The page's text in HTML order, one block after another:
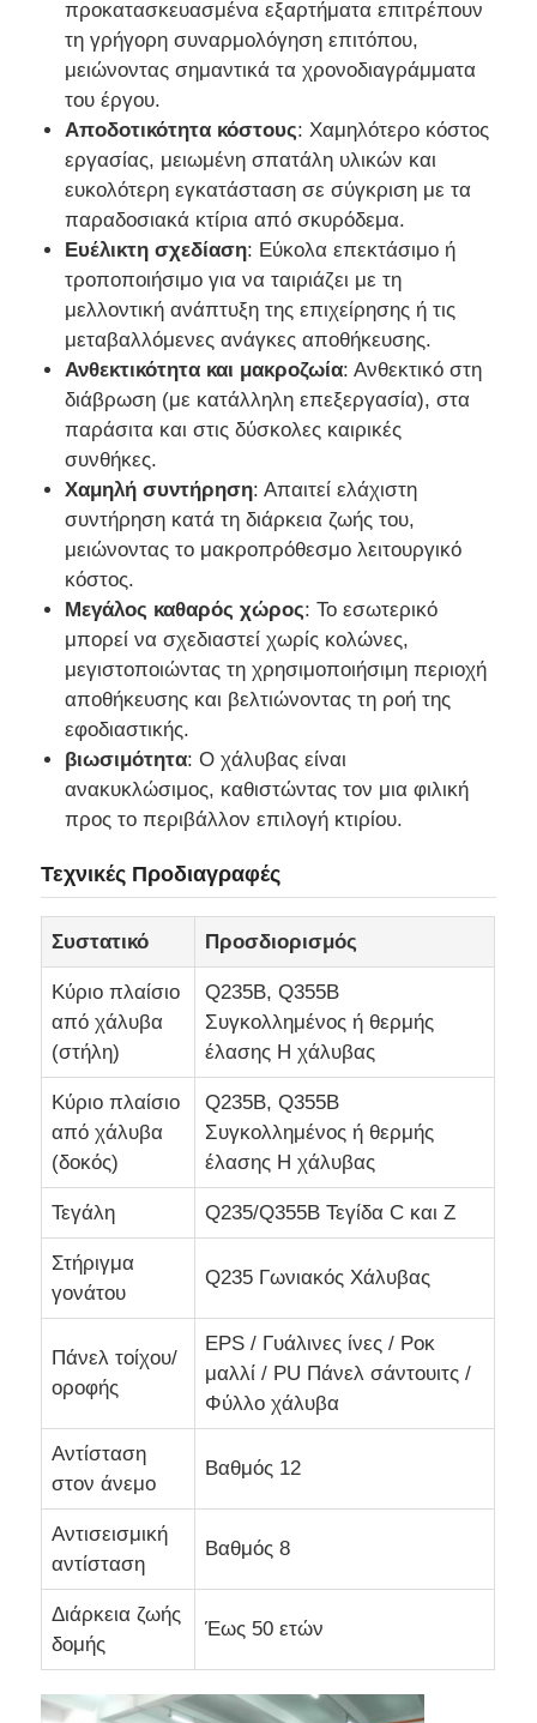
Γύρος εργοστασίων
Ποιοτικός έλεγχος
επαφή
Ζητήστε ένα απόσπασμα
Προετοιμασμένο σπίτι από ελαφρά χάλυβα
Κτίριο Μεταλλικών Κατασκευών
εργαστήριο μεταλλικών κατασκευών
αποθήκη μεταλλικών κατασκευών
Εμπορικά κτίρια από χάλυβα
Δομές Εξόρυξης
Αεροδρόμιο από χαλύβδινη κατασκευή
Χάλυβα δομικό υλικό
Πτηνοτροφείο από χάλυβα
Σιδηροδρομική δομή Πύργος δεξαμενής νερού
Κατασκευή κτιρίου δομής χάλυβα
Δομή από χάλυβα επικαλυμμένη με σκόνη
προκατασκευασμένα εξαρτήματα επιτρέπουν
τη γρήγορη συναρμολόγηση επιτόπου,
μειώνοντας σημαντικά τα χρονοδιαγράμματα
του έργου.
Αποδοτικότητα κόστους: Χαμηλότερο κόστος
εργασίας, μειωμένη σπατάλη υλικών και
ευκολότερη εγκατάσταση σε σύγκριση με τα
παραδοσιακά κτίρια από σκυρόδεμα.
Ευέλικτη σχεδίαση: Εύκολα επεκτάσιμο ή
τροποποιήσιμο για να ταιριάζει με τη
μελλοντική ανάπτυξη της επιχείρησης ή τις
μεταβαλλόμενες ανάγκες αποθήκευσης.
Ανθεκτικότητα και μακροζωία: Ανθεκτικό στη
διάβρωση (με κατάλληλη επεξεργασία), στα
παράσιτα και στις δύσκολες καιρικές
συνθήκες.
Χαμηλή συντήρηση: Απαιτεί ελάχιστη
συντήρηση κατά τη διάρκεια ζωής του,
μειώνοντας το μακροπρόθεσμο λειτουργικό
κόστος.
Μεγάλος καθαρός χώρος: Το εσωτερικό
μπορεί να σχεδιαστεί χωρίς κολώνες,
μεγιστοποιώντας τη χρησιμοποιήσιμη περιοχή
αποθήκευσης και βελτιώνοντας τη ροή της
εφοδιαστικής.
βιωσιμότητα: Ο χάλυβας είναι
ανακυκλώσιμος, καθιστώντας τον μια φιλική
προς το περιβάλλον επιλογή κτιρίου.
Τεχνικές Προδιαγραφές
Συστατικό Προσδιορισμός
Κύριο πλαίσιο
από χάλυβα
(στήλη)
Q235B, Q355B
Συγκολλημένος ή θερμής
έλασης H χάλυβας
Κύριο πλαίσιο
από χάλυβα
(δοκός)
Q235B, Q355B
Συγκολλημένος ή θερμής
έλασης H χάλυβας
Τεγάλη Q235/Q355B Τεγίδα C και Z
Στήριγμα
γονάτου
Q235 Γωνιακός Χάλυβας
Πάνελ τοίχου/
οροφής
EPS / Γυάλινες ίνες / Ροκ
μαλλί / PU Πάνελ σάντουιτς /
Φύλλο χάλυβα
Αντίσταση
στον άνεμο
Βαθμός 12
Αντισεισμική
αντίσταση
Βαθμός 8
Διάρκεια ζωής
δομής
Έως 50 ετών